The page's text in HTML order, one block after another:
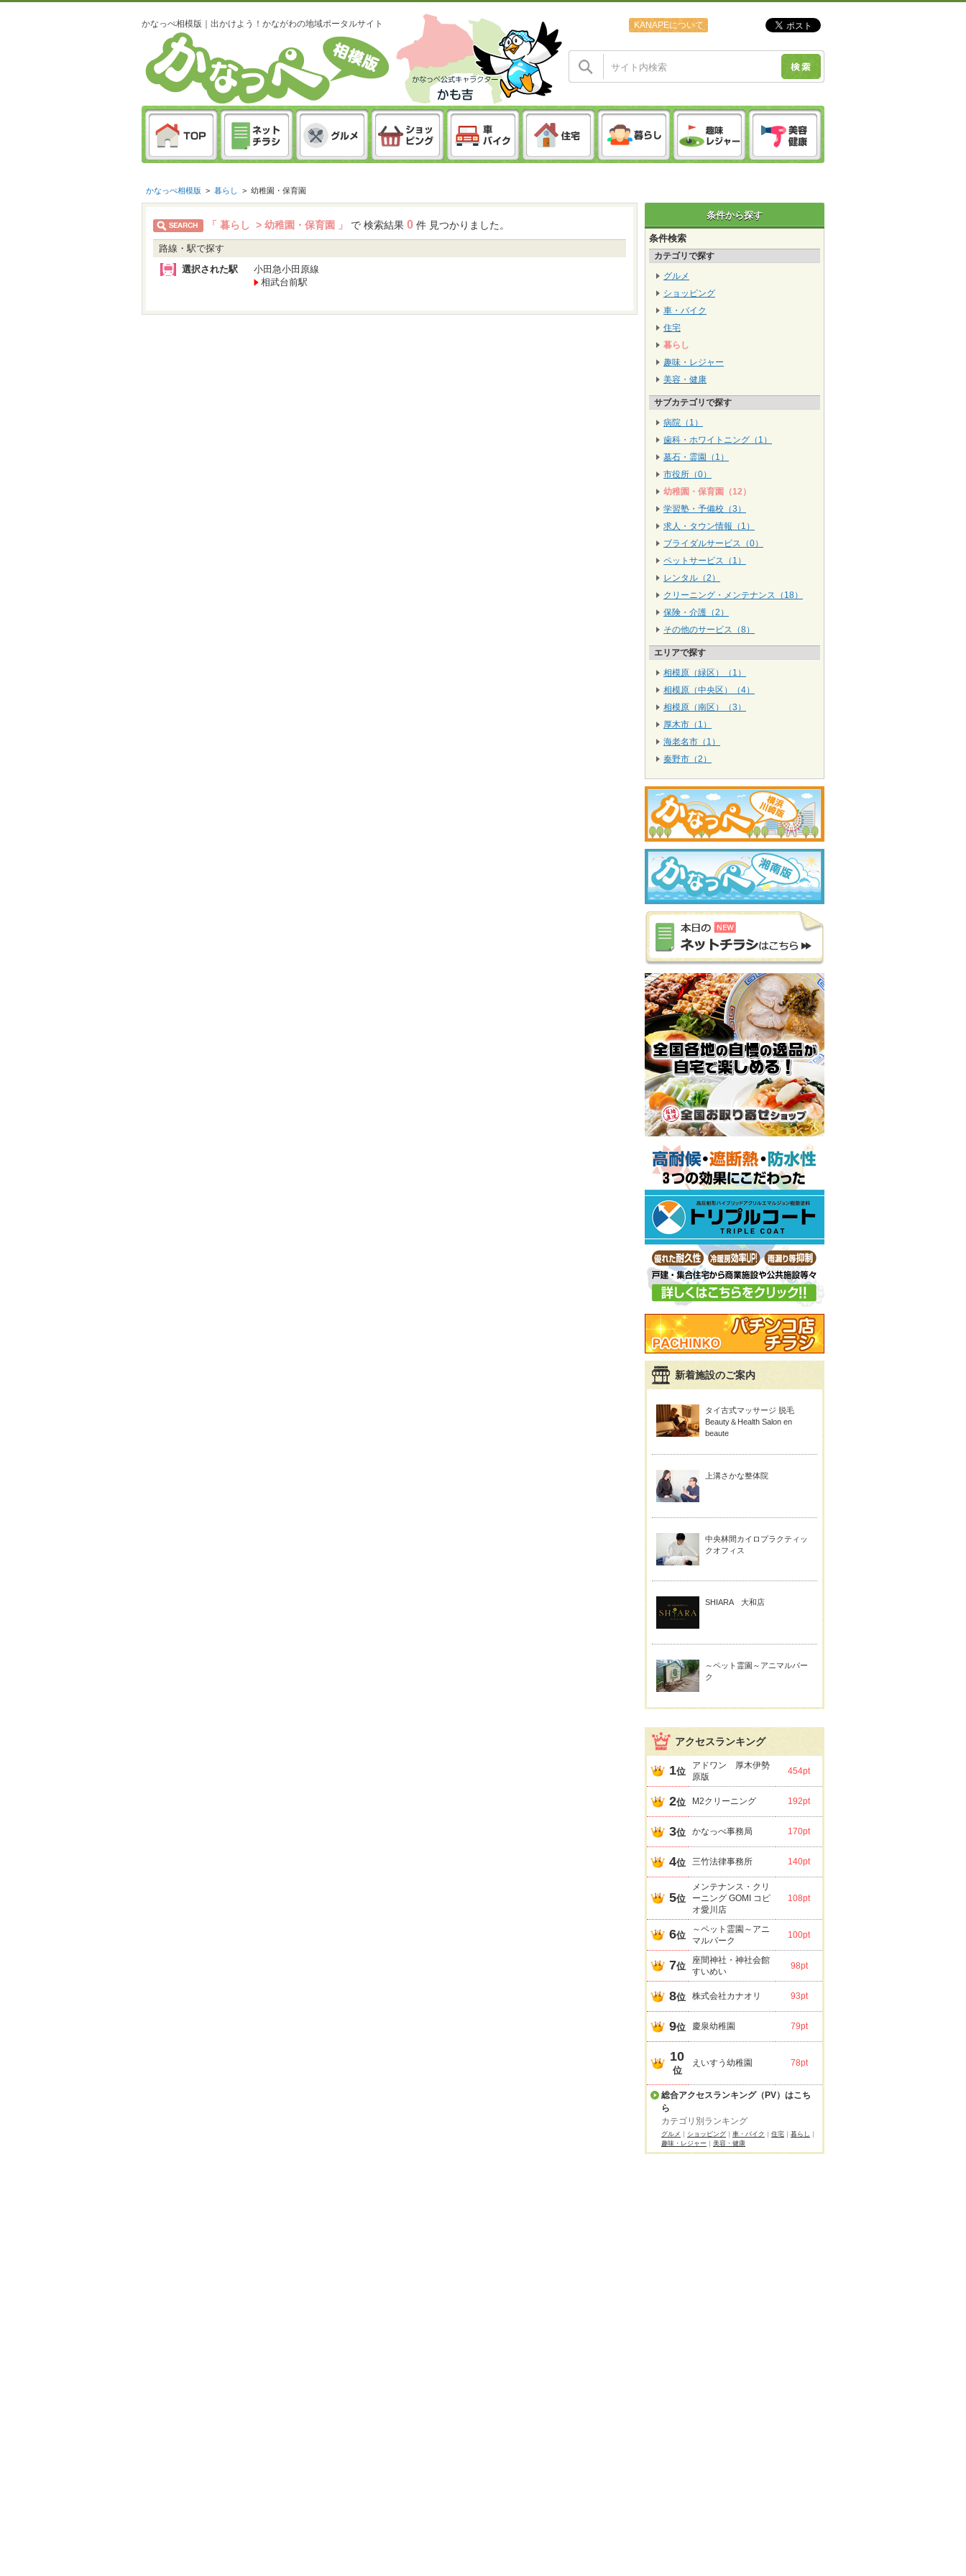
かなっぺ相模版｜出かけよう！かながわの地域ポータルサイト KANAPEについて
かなっぺ相模版 > 暮らし > 幼稚園・保育園
条件から探す
条件検索
カテゴリで探す
グルメ
ショッピング
車・バイク
住宅
暮らし
趣味・レジャー
美容・健康
サブカテゴリで探す
病院（1）
歯科・ホワイトニング（1）
墓石・霊園（1）
市役所（0）
幼稚園・保育園（12）
学習塾・予備校（3）
求人・タウン情報（1）
ブライダルサービス（0）
ペットサービス（1）
レンタル（2）
クリーニング・メンテナンス（18）
保険・介護（2）
その他のサービス（8）
エリアで探す
相模原（緑区）（1）
相模原（中央区）（4）
相模原（南区）（3）
厚木市（1）
海老名市（1）
秦野市（2）
新着施設のご案内
タイ古式マッサージ 脱毛
Beauty＆Health Salon en
beaute
上溝さかな整体院
中央林間カイロプラクティッ
クオフィス
SHIARA 大和店
～ペット霊園～アニマルパー
ク
アクセスランキング
1位
アドワン 厚木伊勢
原版
454pt
2位 M2クリーニング 192pt
3位 かなっぺ事務局 170pt
4位 三竹法律事務所 140pt
5位
メンテナンス・クリ
ーニング GOMI コピ
オ愛川店
108pt
6位
～ペット霊園～アニ
マルパーク
100pt
7位
座間神社・神社会館
すいめい
98pt
8位 株式会社カナオリ 93pt
9位 慶泉幼稚園 79pt
10
位
えいすう幼稚園 78pt
総合アクセスランキング（PV）はこち
ら
カテゴリ別ランキング
グルメ ショッピング 車・バイク 住宅 暮らし
趣味・レジャー
美容・健康
「 暮らし > 幼稚園・保育園 」 で 検索結果 0 件 見つかりました。
路線・駅で探す
選択された駅
小田急小田原線
相武台前駅